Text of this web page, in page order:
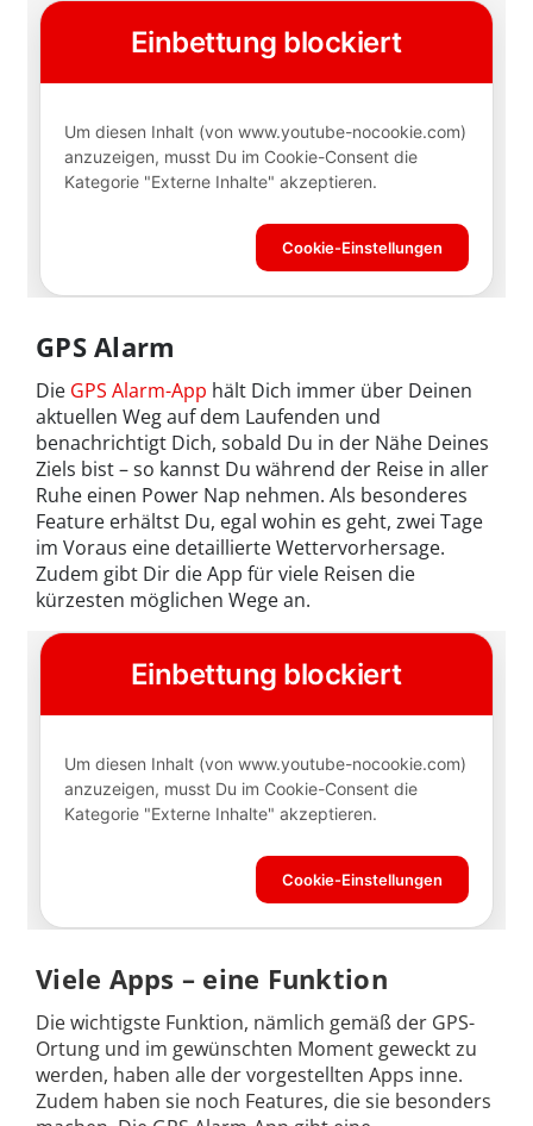
GPS Alarm
Die GPS Alarm-App hält Dich immer über Deinen
aktuellen Weg auf dem Laufenden und
benachrichtigt Dich, sobald Du in der Nähe Deines
Ziels bist – so kannst Du während der Reise in aller
Ruhe einen Power Nap nehmen. Als besonderes
Feature erhältst Du, egal wohin es geht, zwei Tage
im Voraus eine detaillierte Wettervorhersage.
Zudem gibt Dir die App für viele Reisen die
kürzesten möglichen Wege an.
Viele Apps – eine Funktion
Die wichtigste Funktion, nämlich gemäß der GPS-
Ortung und im gewünschten Moment geweckt zu
werden, haben alle der vorgestellten Apps inne.
Zudem haben sie noch Features, die sie besonders